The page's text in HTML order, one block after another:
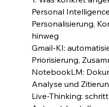
Personal
Personalisierung,
hinweg
Gmail-KI:
Priorisierung,
NotebookLM:
Analyse und
Live-Thinking: